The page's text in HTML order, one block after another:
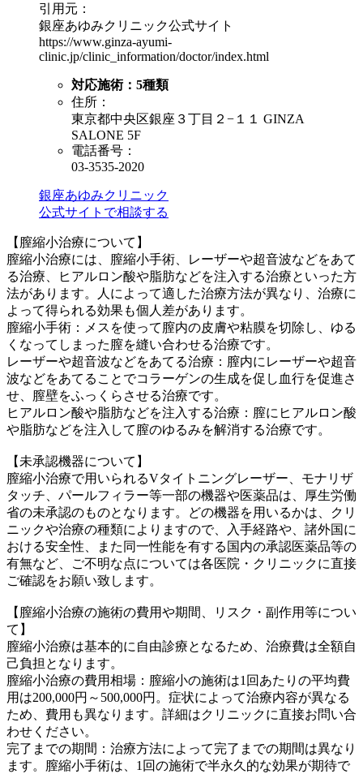
引用元：
銀座あゆみクリニック公式サイト
https://www.ginza-ayumi-
clinic.jp/clinic_information/doctor/index.html
対応施術： 5種類
住所：
東京都中央区銀座３丁目２−１１ GINZA
SALONE 5F
電話番号：
03-3535-2020
銀座あゆみクリニック
公式サイトで相談する
【膣縮小治療について】
膣縮小治療には、膣縮小手術、レーザーや超音波などをあて
る治療、ヒアルロン酸や脂肪などを注入する治療といった方
法があります。人によって適した治療方法が異なり、治療に
よって得られる効果も個人差があります。
膣縮小手術：メスを使って膣内の皮膚や粘膜を切除し、ゆる
くなってしまった膣を縫い合わせる治療です。
レーザーや超音波などをあてる治療：膣内にレーザーや超音
波などをあてることでコラーゲンの生成を促し血行を促進さ
せ、膣壁をふっくらさせる治療です。
ヒアルロン酸や脂肪などを注入する治療：膣にヒアルロン酸
や脂肪などを注入して膣のゆるみを解消する治療です。
【未承認機器について】
膣縮小治療で用いられるVタイトニングレーザー、モナリザ
タッチ、パールフィラー等一部の機器や医薬品は、厚生労働
省の未承認のものとなります。どの機器を用いるかは、クリ
ニックや治療の種類によりますので、入手経路や、諸外国に
おける安全性、また同一性能を有する国内の承認医薬品等の
有無など、ご不明な点については各医院・クリニックに直接
ご確認をお願い致します。
【膣縮小治療の施術の費用や期間、リスク・副作用等につい
て】
膣縮小治療は基本的に自由診療となるため、治療費は全額自
己負担となります。
膣縮小治療の費用相場：膣縮小の施術は1回あたりの平均費
用は200,000円～500,000円。症状によって治療内容が異なる
ため、費用も異なります。詳細はクリニックに直接お問い合
わせください。
完了までの期間：治療方法によって完了までの期間は異なり
ます。膣縮小手術は、1回の施術で半永久的な効果が期待で